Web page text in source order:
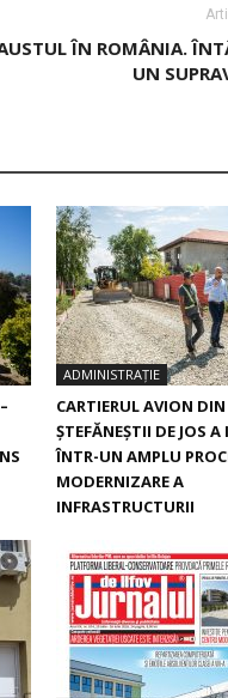
ÎN ROMÂNIA.
UN
ADMINISTRAȚIE
CARTIERUL AVION DIN
ŞTEFĂNEŞTII DE JOS
ÎNTR-UN AMPLU
MODERNIZARE A
INFRASTRUCTURII